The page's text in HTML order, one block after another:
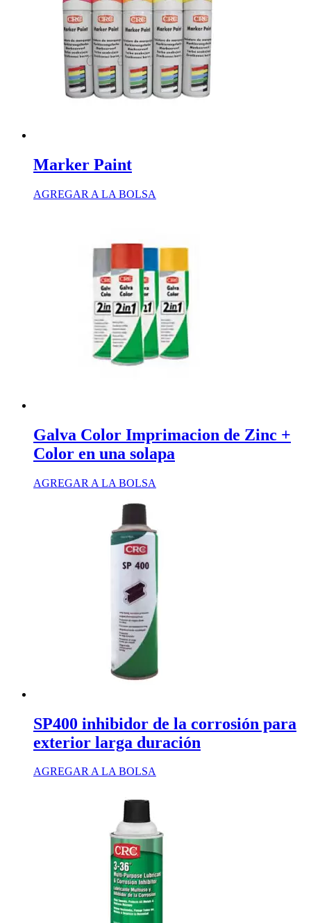
Marker Paint
AGREGAR A LA BOLSA
Galva Color Imprimacion de Zinc +
Color en una solapa
AGREGAR A LA BOLSA
SP400 inhibidor de la corrosión para
exterior larga duración
AGREGAR A LA BOLSA